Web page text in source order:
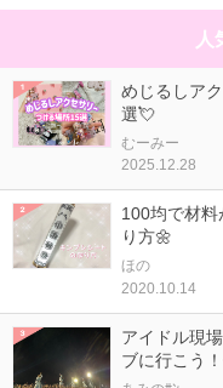
人
めじるしア
選💘
むーみー
2025.12.28
100均で材
り方🌼
ほの
2020.10.14
アイドル現
ブに行こう